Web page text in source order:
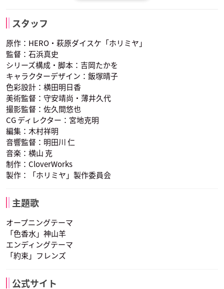
柳 明音
金元寿子
井浦基子
寺崎裕香
堀 創太
声優：小坂井祐莉絵
河野 桜
声優：近藤玲奈 声優：山下大輝
柳 明音
声優：福山潤
スタッフ
原作：HERO・萩原ダイスケ「ホリミヤ」
監督：石浜真史
シリーズ構成・脚本：吉岡たかを
キャラクターデザイン：飯塚晴子
色彩設計：横田明日香
美術監督：守安靖尚・薄井久代
撮影監督：佐久間悠也
CG ディレクター：宮地克明
編集：木村祥明
音響監督：明田川 仁
音楽：横山 克
制作：CloverWorks
製作：「ホリミヤ」製作委員会
主題歌
オープニングテーマ
「色香水」神山羊
エンディングテーマ
「約束」フレンズ
公式サイト